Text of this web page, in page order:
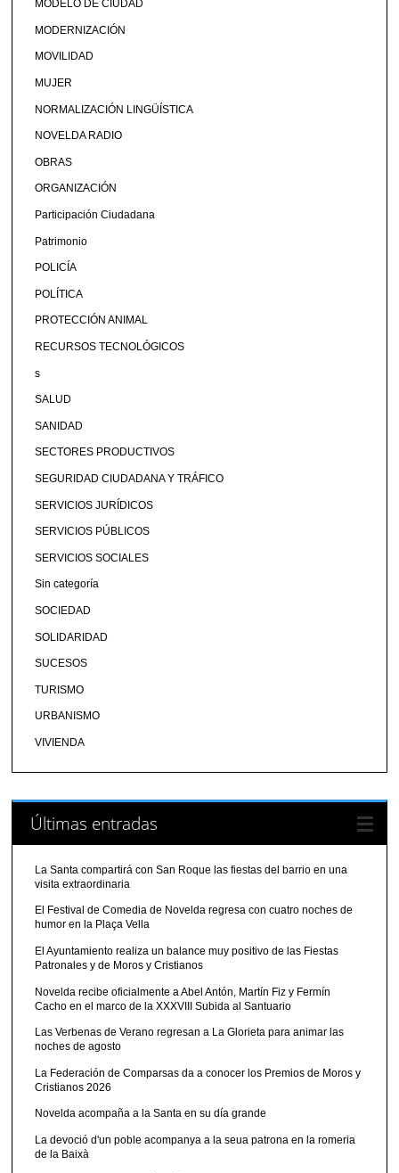
MODELO DE CIUDAD
MODERNIZACIÓN
MOVILIDAD
MUJER
NORMALIZACIÓN LINGÜÍSTICA
NOVELDA RADIO
OBRAS
ORGANIZACIÓN
Participación Ciudadana
Patrimonio
POLICÍA
POLÍTICA
PROTECCIÓN ANIMAL
RECURSOS TECNOLÓGICOS
s
SALUD
SANIDAD
SECTORES PRODUCTIVOS
SEGURIDAD CIUDADANA Y TRÁFICO
SERVICIOS JURÍDICOS
SERVICIOS PÚBLICOS
SERVICIOS SOCIALES
Sin categoría
SOCIEDAD
SOLIDARIDAD
SUCESOS
TURISMO
URBANISMO
VIVIENDA
Últimas entradas
La Santa compartirá con San Roque las fiestas del barrio en una
visita extraordinaria
El Festival de Comedia de Novelda regresa con cuatro noches de
humor en la Plaça Vella
El Ayuntamiento realiza un balance muy positivo de las Fiestas
Patronales y de Moros y Cristianos
Novelda recibe oficialmente a Abel Antón, Martín Fiz y Fermín
Cacho en el marco de la XXXVIII Subida al Santuario
Las Verbenas de Verano regresan a La Glorieta para animar las
noches de agosto
La Federación de Comparsas da a conocer los Premios de Moros y
Cristianos 2026
Novelda acompaña a la Santa en su día grande
La devoció d'un poble acompanya a la seua patrona en la romeria
de la Baixà